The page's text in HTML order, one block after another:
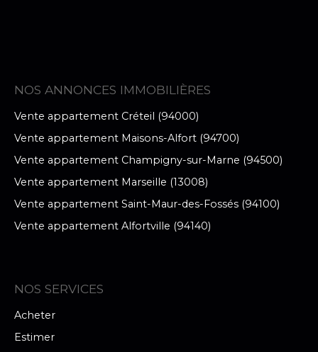
NOS ANNONCES IMMOBILIÈRES
Vente appartement Créteil (94000)
Vente appartement Maisons-Alfort (94700)
Vente appartement Champigny-sur-Marne (94500)
Vente appartement Marseille (13008)
Vente appartement Saint-Maur-des-Fossés (94100)
Vente appartement Alfortville (94140)
NOS SERVICES
Acheter
Estimer